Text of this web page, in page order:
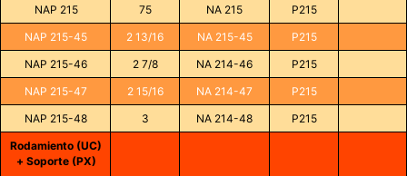
NAP 215
75 NA 215
P215
NAP 215-45
2 13/16 NA 215-45
P215
NAP 215-46
2 7/8 NA 214-46
P215
NAP 215-47
2 15/16 NA 214-47
P215
NAP 215-48
3 NA 214-48
P215
Rodamiento (UC)
+ Soporte (PX)